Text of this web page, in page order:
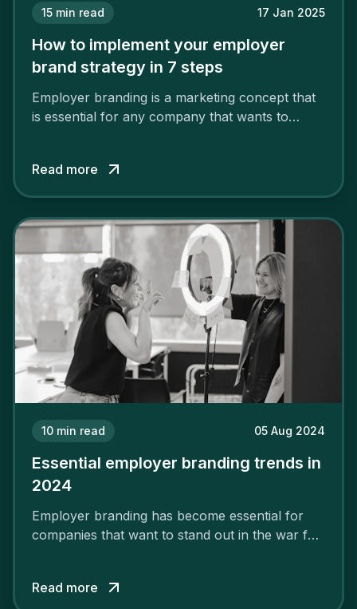
15 min read 17 Jan 2025
How to implement your employer
brand strategy in 7 steps
Employer branding is a marketing concept that
is essential for any company that wants to
solid and positive employer brand are clear, you
cannot simply wave a magic wand for it to be
Read more
10 min read 05 Aug 2024
Essential employer branding trends in
2024
Employer branding has become essential for
companies that want to stand out in the war for
attract the best profiles.
Read more